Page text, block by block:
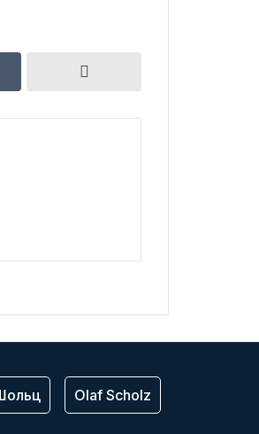
Olaf Scholz